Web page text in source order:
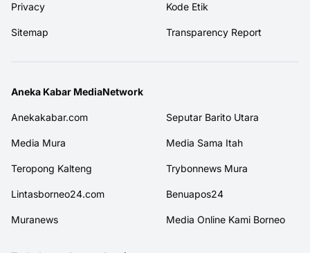
Privacy Kode Etik
Sitemap Transparency Report
Aneka Kabar MediaNetwork
Anekakabar.com Seputar Barito Utara
Media Mura Media Sama Itah
Teropong Kalteng Trybonnews Mura
Lintasborneo24.com Benuapos24
Muranews Media Online Kami Borneo